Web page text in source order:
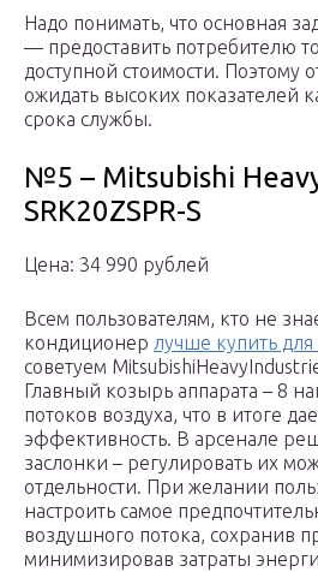
Надо понимать, что основная
— предоставить потребителю
доступной стоимости. Поэтому
ожидать высоких показателей
срока службы.
№5 – Mitsubishi
SRK20ZSPR-S
Цена: 34 990 рублей
Всем пользователям, кто не
кондиционер лучше купить
советуем
Главный козырь аппарата – 8
потоков воздуха, что в итоге
эффективность. В арсенале
заслонки – регулировать их
отдельности. При желании
настроить самое
воздушного потока, сохранив
минимизировав затраты